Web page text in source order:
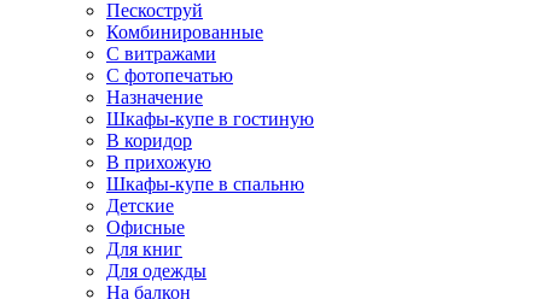
Пескоструй
Комбинированные
С витражами
С фотопечатью
Назначение
Шкафы-купе в гостиную
В коридор
В прихожую
Шкафы-купе в спальню
Детские
Офисные
Для книг
Для одежды
На балкон